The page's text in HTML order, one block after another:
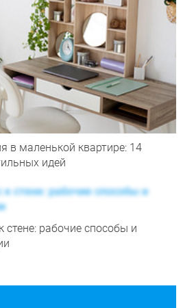
в маленькой квартире: 14
идей
стене: рабочие способы и